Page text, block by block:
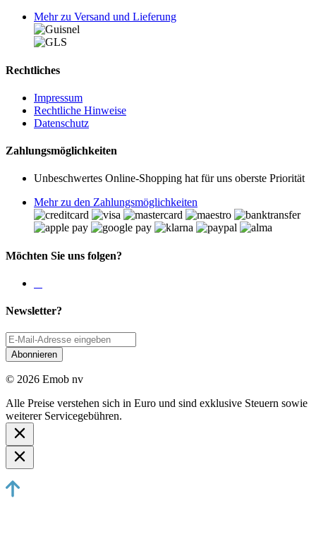
Mehr zu Versand und Lieferung
Rechtliches
Impressum
Rechtliche Hinweise
Datenschutz
Zahlungsmöglichkeiten
Unbeschwertes Online-Shopping hat für uns oberste Priorität
Mehr zu den Zahlungsmöglichkeiten
Möchten Sie uns folgen?
Newsletter?
Abonnieren
© 2026 Emob nv
Alle Preise verstehen sich in Euro und sind exklusive Steuern sowie
weiterer Servicegebühren.